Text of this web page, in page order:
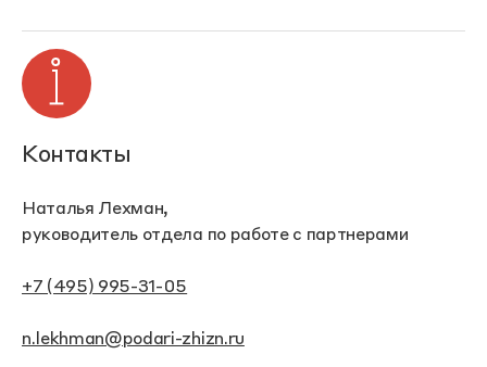
Контакты
Наталья Лехман,
руководитель отдела по работе с партнерами
+7 (495) 995-31-05
n.lekhman@podari-zhizn.ru